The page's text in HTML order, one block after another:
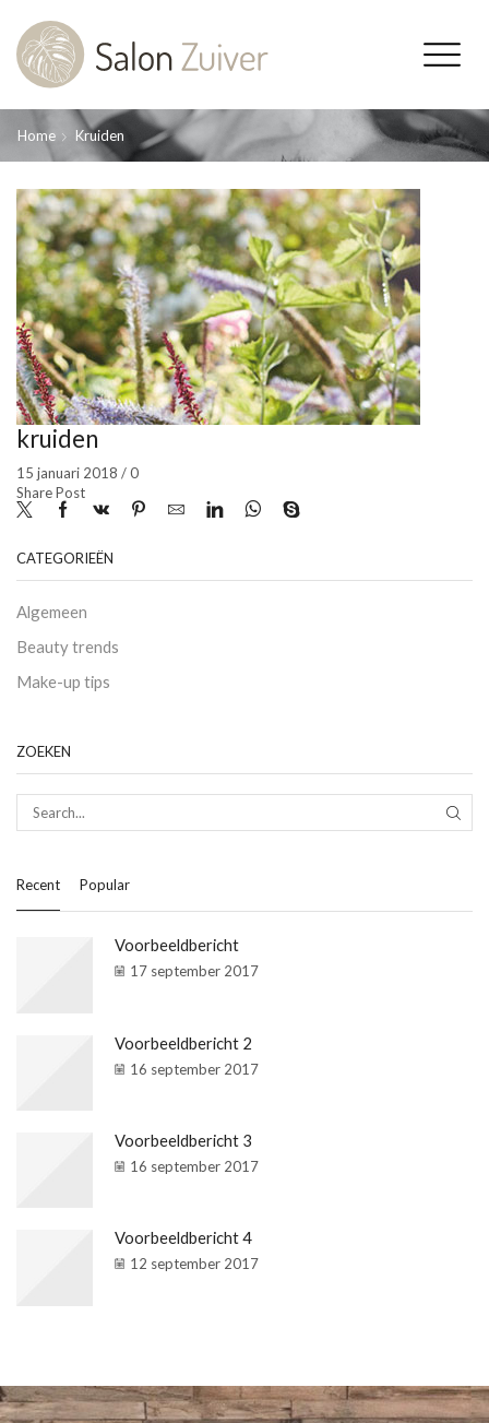
Home Kruiden
kruiden
15 januari 2018 /0
Share Post
CATEGORIEËN
Algemeen
Beauty trends
Make-up tips
ZOEKEN
Recent Popular
Voorbeeldbericht
17 september 2017
Voorbeeldbericht 2
16 september 2017
Voorbeeldbericht 3
16 september 2017
Voorbeeldbericht 4
12 september 2017